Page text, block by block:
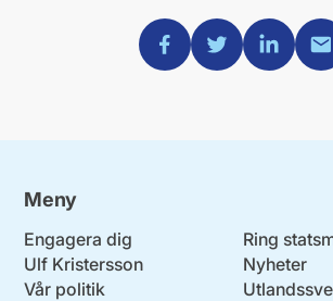
Dela via Facebook
Dela via Twitter
Dela viaDela
Meny
Engagera dig
Ulf Kristersson
Vår politik
Ring
Nyheter